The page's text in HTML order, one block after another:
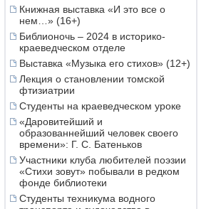
Книжная выставка «И это все о
нем…» (16+)
Библионочь – 2024 в историко-
краеведческом отделе
Выставка «Музыка его стихов» (12+)
Лекция о становлении томской
фтизиатрии
Студенты на краеведческом уроке
«Даровитейший и
образованнейший человек своего
времени»: Г. С. Батеньков
Участники клуба любителей поэзии
«Стихи зовут» побывали в редком
фонде библиотеки
Студенты техникума водного